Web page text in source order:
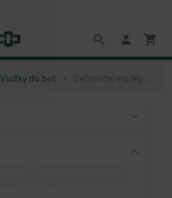
search person shopping_cart
Vložky do bot Celoroční vložky do bot